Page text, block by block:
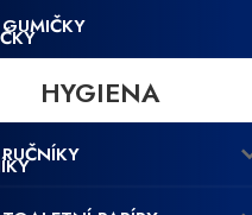
GUMIČKY
HYGIENA
RUČNÍKY